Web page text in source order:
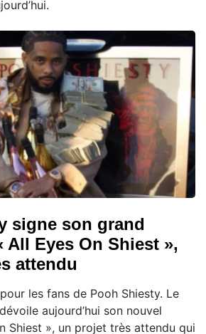
signe son grand
All Eyes On Shiest »,
attendu
les fans de Pooh Shiesty. Le
aujourd’hui son nouvel
Shiest », un projet très attendu qui